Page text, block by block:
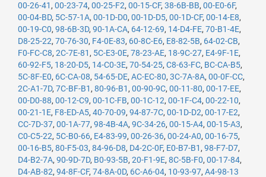
00-26-41 , 00-23-74, 00-25-F2, 00-15-CF, 38-6B-BB, 00-E0-6F,
00-04-BD, 5C-57-1A, 00-1D-D0, 00-1D-D5, 00-1D-CF, 00-14-E8,
00-19-C0, 98-6B-3D, 90-1A-CA, 64-12-69, 14-D4-FE, 70-B1-4E,
D8-25-22, 70-76-30, F4-0E-83, 60-8C-E6, E8-82-5B, 64-02-CB,
F0-FC-C8, 2C-7E-81 , 5C-E3-0E, 78-23-AE, 18-9C-27, E4-9F-1E,
60-92-F5, 18-20-D5, 14-C0-3E, 70-54-25, C8-63-FC, BC-CA-B5,
5C-8F-E0, 6C-CA-08, 54-65-DE, AC-EC-80, 3C-7A-8A, 00-0F-CC,
2C-A1-7D, 7C-BF-B1 , 80-96-B1 , 00-90-9C, 00-11-80, 00-17-EE,
00-D0-88, 00-12-C9, 00-1C-FB, 00-1C-12, 00-1F-C4, 00-22-10,
00-21-1E, F8-ED-A5, 40-70-09, 94-87-7C, 00-1D-D2, 00-17-E2,
CC-7D-37, 00-1A-77, 98-4B-4A, 9C-34-26, 00-15-A4, 00-15-A3,
C0-C5-22, 5C-B0-66, E4-83-99, 00-26-36, 00-24-A0, 00-16-75,
00-16-B5, 80-F5-03, 84-96-D8, D4-2C-0F, E0-B7-B1 , 98-F7-D7,
D4-B2-7A, 90-9D-7D, B0-93-5B, 20-F1-9E, 8C-5B-F0, 00-17-84,
D4-AB-82, 94-8F-CF, 74-8A-0D, 6C-A6-04, 10-93-97, A4-98-13